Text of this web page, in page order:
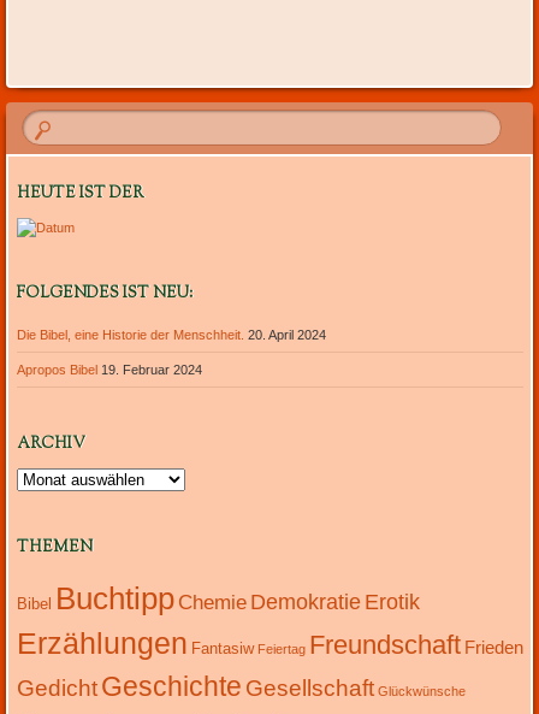
HEUTE IST DER
FOLGENDES IST NEU:
Die Bibel, eine Historie der Menschheit. 20. April 2024
Apropos Bibel 19. Februar 2024
ARCHIV
Archiv
THEMEN
Bibel Buchtipp Chemie Demokratie Erotik
Erzählungen Fantasiw Feiertag Freundschaft Frieden
Gedicht Geschichte Gesellschaft Glückwünsche